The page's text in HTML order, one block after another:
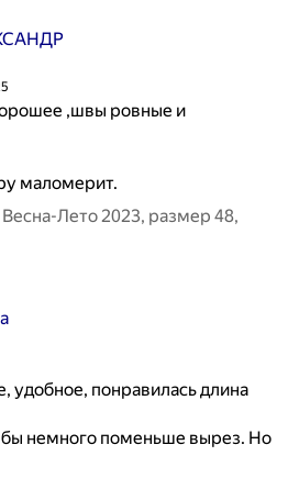
,швы ровные и
маломерит.
Лето 2023, размер 48,
удобное, понравилась длина
бы немного поменьше вырез. Но